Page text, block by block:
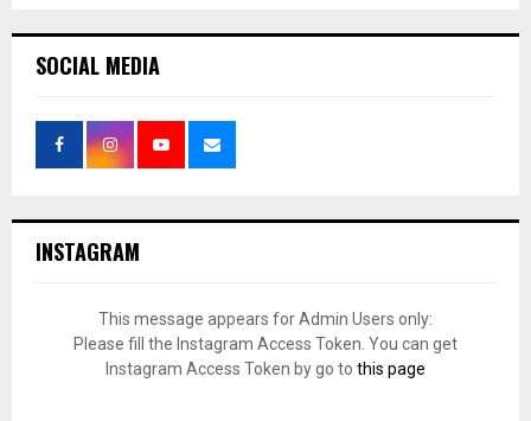
SOCIAL MEDIA
INSTAGRAM
This message appears for Admin Users only:
Please fill the Instagram Access Token. You can get
Instagram Access Token by go to this page